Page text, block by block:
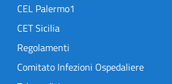
CEL Palermo1
CET Sicilia
Regolamenti
Comitato Infezioni Ospedaliere